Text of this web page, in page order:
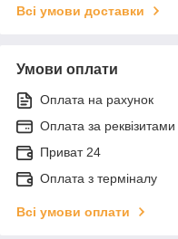
Всі умови доставки
Умови оплати
Оплата на рахунок
Оплата за реквізитами
Приват 24
Оплата з терміналу
Всі умови оплати